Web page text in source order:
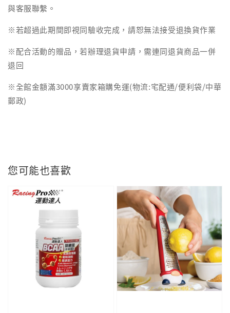
與客服聯繫。
※若超過此期間即視同驗收完成，請恕無法接受退換貨作業
※配合活動的贈品，若辦理退貨申請，需連同退貨商品一併
退回
※全館金額滿3000享賣家箱購免運(物流:宅配通/便利袋/中華
郵政)
您可能也喜歡